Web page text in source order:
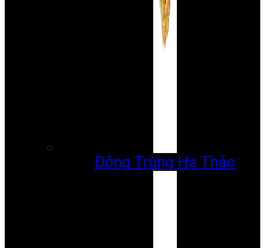
Đông Trùng Hạ Thảo